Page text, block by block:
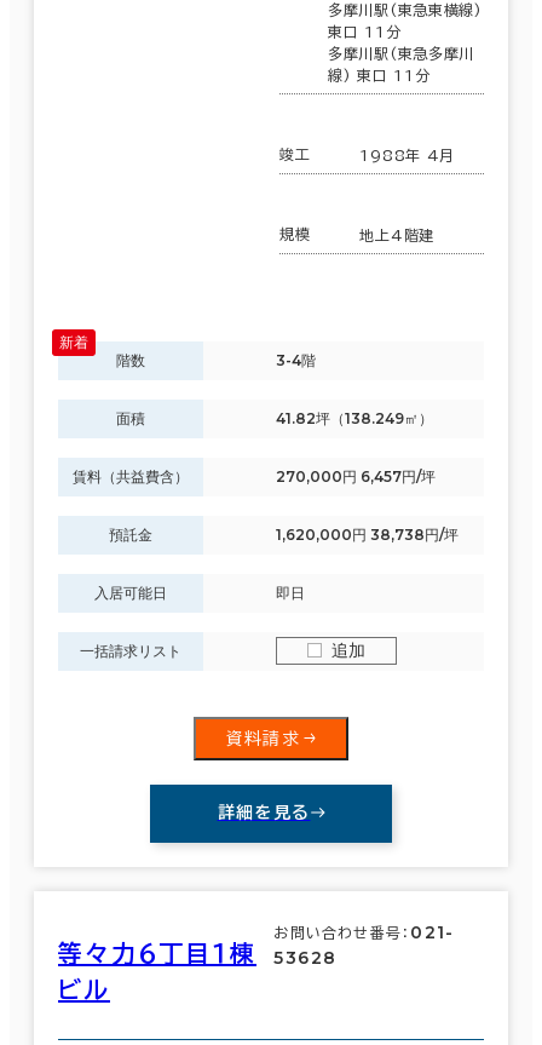
多摩川駅(東急東横線)
東口 11分
多摩川駅(東急多摩川
線) 東口 11分
竣工 1988年 4月
規模 地上4階建
階数 3-4階
面積 41.82坪（138.249㎡）
賃料（共益費含） 270,000円 6,457円/坪
預託金 1,620,000円 38,738円/坪
入居可能日 即日
一括請求リスト 追加
資料請求
詳細を見る
等々力６丁目１棟
ビル
お問い合わせ番号： 021-
53628